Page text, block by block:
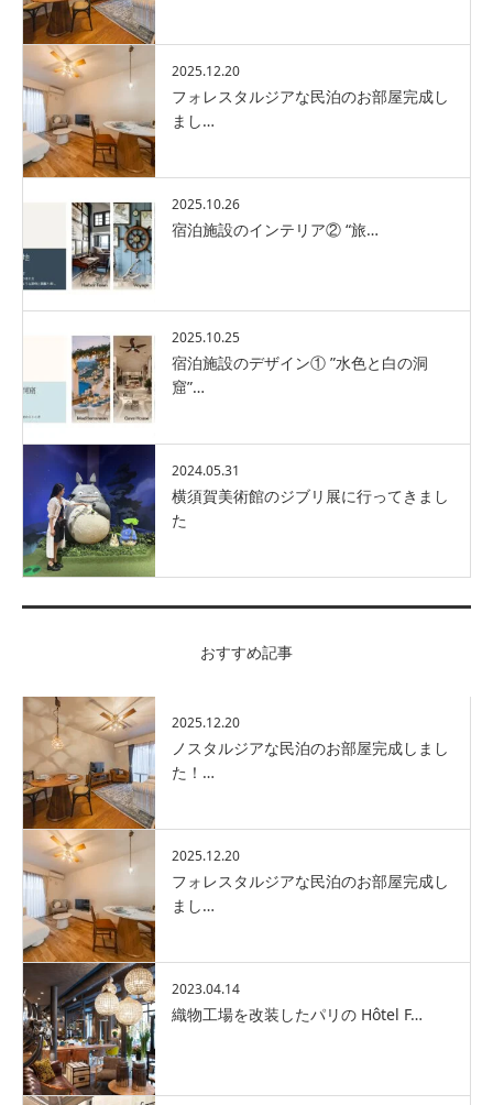
2025.12.20
フォレスタルジアな民泊のお部屋完成し
まし…
2025.10.26
宿泊施設のインテリア② “旅…
2025.10.25
宿泊施設のデザイン① ”水色と白の洞
窟”…
2024.05.31
横須賀美術館のジブリ展に行ってきまし
た
おすすめ記事
2025.12.20
ノスタルジアな民泊のお部屋完成しまし
た！…
2025.12.20
フォレスタルジアな民泊のお部屋完成し
まし…
2023.04.14
織物工場を改装したパリの Hôtel F…